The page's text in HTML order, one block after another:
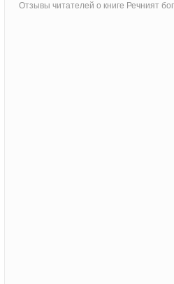
Отзывы читателей о книге Речният